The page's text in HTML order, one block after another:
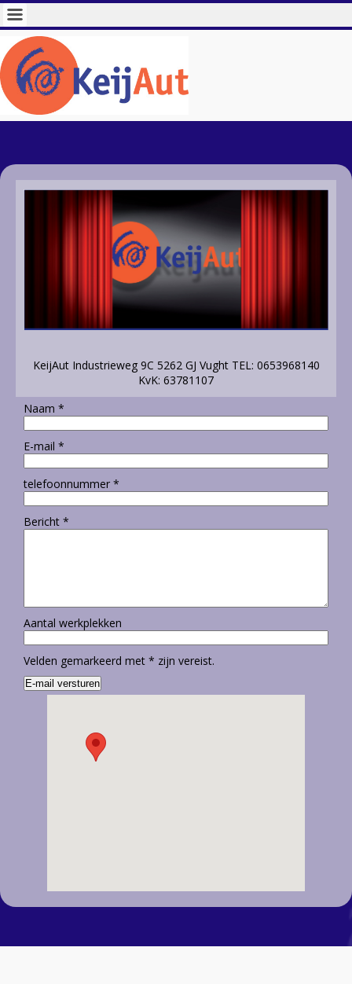
KeijAut Industrieweg 9C 5262 GJ Vught TEL: 0653968140
KvK: 63781107
Naam *
E-mail *
telefoonnummer *
Bericht *
Aantal werkplekken
Velden gemarkeerd met * zijn vereist.